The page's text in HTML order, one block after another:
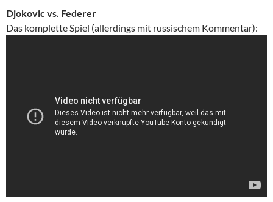
Djokovic vs. Federer
Das komplette Spiel (allerdings mit russischem Kommentar):